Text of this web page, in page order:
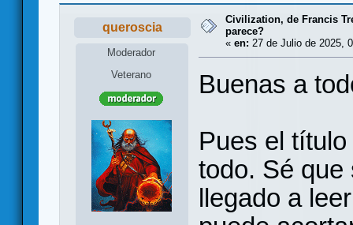
queroscia
Moderador
Veterano
Civilization, de Francis
parece?
« en: 27 de Julio de 2025,
Buenas a
Pues el
todo. Sé que
llegado a